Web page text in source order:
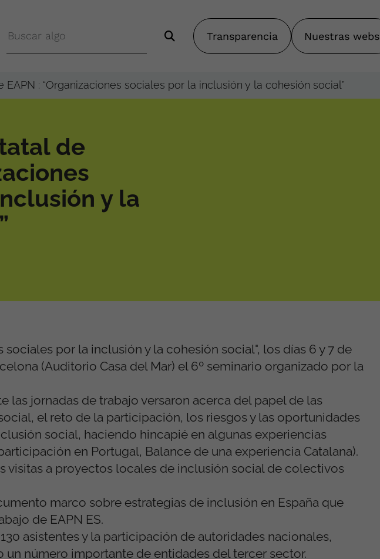
Transparencia Nuestras webs
EAPN : “Organizaciones sociales por la inclusión y la cohesión social”
de
y la
sociales por la inclusión y la cohesión social", los días 6 y 7 de
(Auditorio Casa del Mar) el 6º seminario organizado por la
las jornadas de trabajo versaron acerca del papel de las
el reto de la participación, los riesgos y las oportunidades
social, haciendo hincapié en algunas experiencias
en Portugal, Balance de una experiencia Catalana).
visitas a proyectos locales de inclusión social de colectivos
marco sobre estrategias de inclusión en España que
de EAPN ES.
asistentes y la participación de autoridades nacionales,
número importante de entidades del tercer sector.